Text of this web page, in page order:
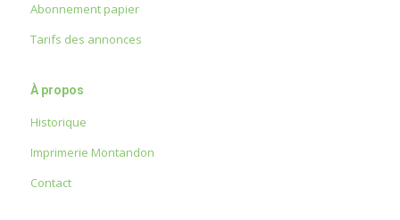
Abonnement papier
Tarifs des annonces
À propos
Historique
Imprimerie Montandon
Contact